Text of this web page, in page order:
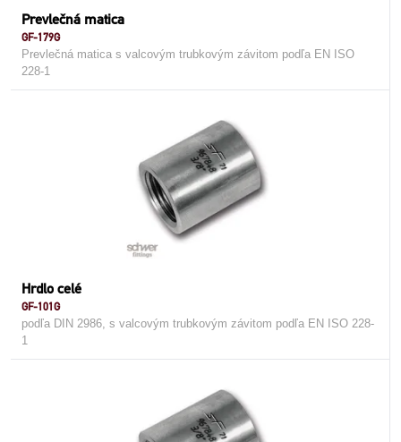
Prevlečná matica
GF-179G
Prevlečná matica s valcovým trubkovým závitom podľa EN ISO
228-1
Hrdlo celé
GF-101G
podľa DIN 2986, s valcovým trubkovým závitom podľa EN ISO 228-
1